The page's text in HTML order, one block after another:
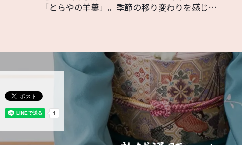
「とらやの羊羹」。季節の移り変わりを感じる